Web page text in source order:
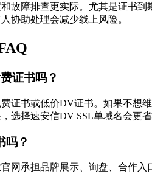
故障排查更实际。尤其是证书到
协助处理会减少线上风险。
证书吗？
证书或低价DV证书。如果不想
选择速安信DV SSL单域名会更
吗？
网承担品牌展示、询盘、合作入